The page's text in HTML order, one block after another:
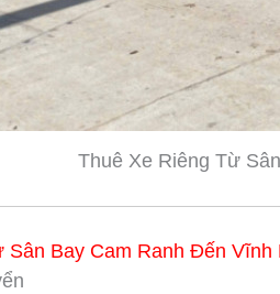
Thuê Xe Riêng Từ
Sân Bay Cam Ranh Đến Vĩnh